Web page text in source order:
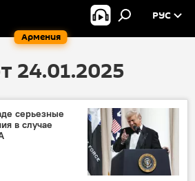
Армения
РУС
24.01.2025
серьезные
в случае